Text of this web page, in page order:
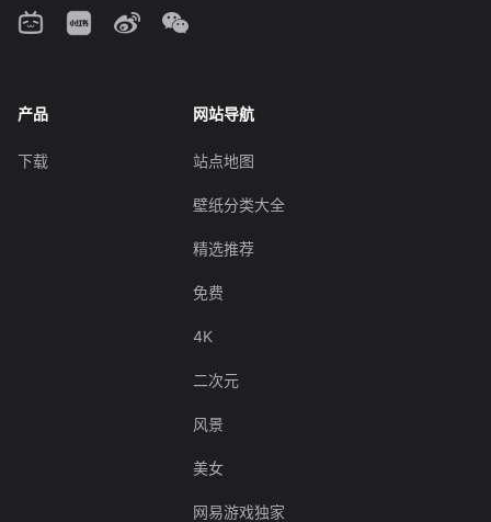
产品
下载
网站导航
站点地图
壁纸分类大全
精选推荐
免费
4K
二次元
风景
美女
网易游戏独家